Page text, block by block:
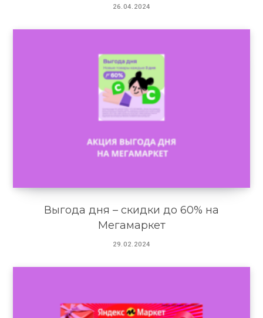
26.04.2024
Выгода дня – скидки до 60% на
Мегамаркет
29.02.2024